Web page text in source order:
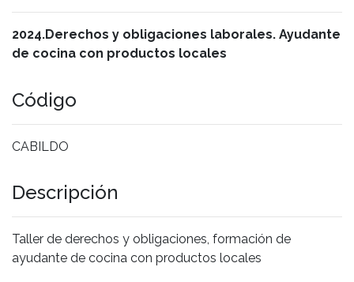
2024.Derechos y obligaciones laborales. Ayudante
de cocina con productos locales
Código
CABILDO
Descripción
Taller de derechos y obligaciones, formación de
ayudante de cocina con productos locales